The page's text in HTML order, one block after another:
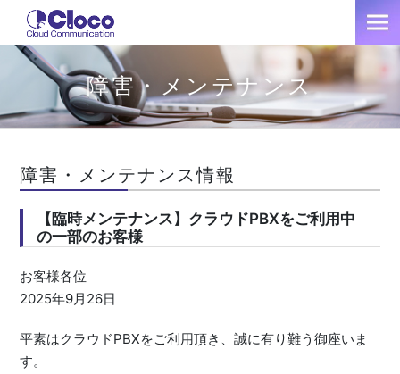
障害・メンテナンス
障害・メンテナンス情報
【臨時メンテナンス】クラウドPBXをご利用中
の一部のお客様
お客様各位
2025年9月26日
平素はクラウドPBXをご利用頂き、誠に有り難う御座いま
す。